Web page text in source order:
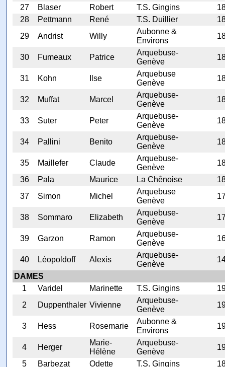
27
Blaser Robert T.S. Gingins
28
Pettmann René T.S. Duillier
29
Andrist Willy
Aubonne &
Environs
30 Fumeaux Patrice
Arquebuse-
Genève
31 Kohn Ilse
Arquebuse
Genève
32 Muffat Marcel
Arquebuse-
Genève
33 Suter Peter
Arquebuse-
Genève
34 Pallini Benito
Arquebuse-
Genève
35 Maillefer Claude
Arquebuse-
Genève
36
Pala Maurice La Chênoise
37
Simon Michel
Arquebuse
Genève
38 Sommaro Elizabeth
Arquebuse-
Genève
39 Garzon Ramon
Arquebuse-
Genève
40 Léopoldoff Alexis
Arquebuse-
Genève
DAMES
1
Varidel Marinette T.S. Gingins
2
Duppenthaler Vivienne
Arquebuse-
Genève
3 Hess Rosemarie
Aubonne &
Environs
4 Herger
Marie-
Hélène
Arquebuse-
Genève
5
Barbezat Odette T.S. Gingins